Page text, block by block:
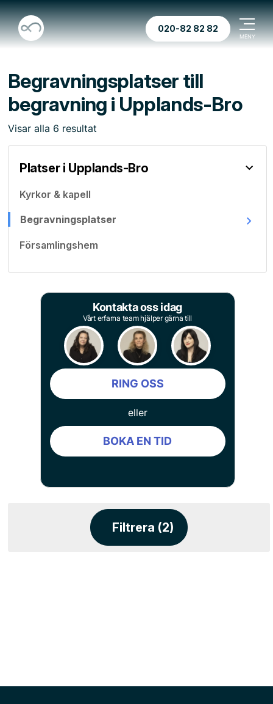
020-82 82 82
Begravningsplatser till
begravning i Upplands-Bro
Visar alla 6 resultat
Platser i Upplands-Bro
Kyrkor & kapell
Begravningsplatser
Församlingshem
Kontakta oss idag
Vårt erfarna team hjälper gärna till
RING OSS
eller
BOKA EN TID
Filtrera (2)